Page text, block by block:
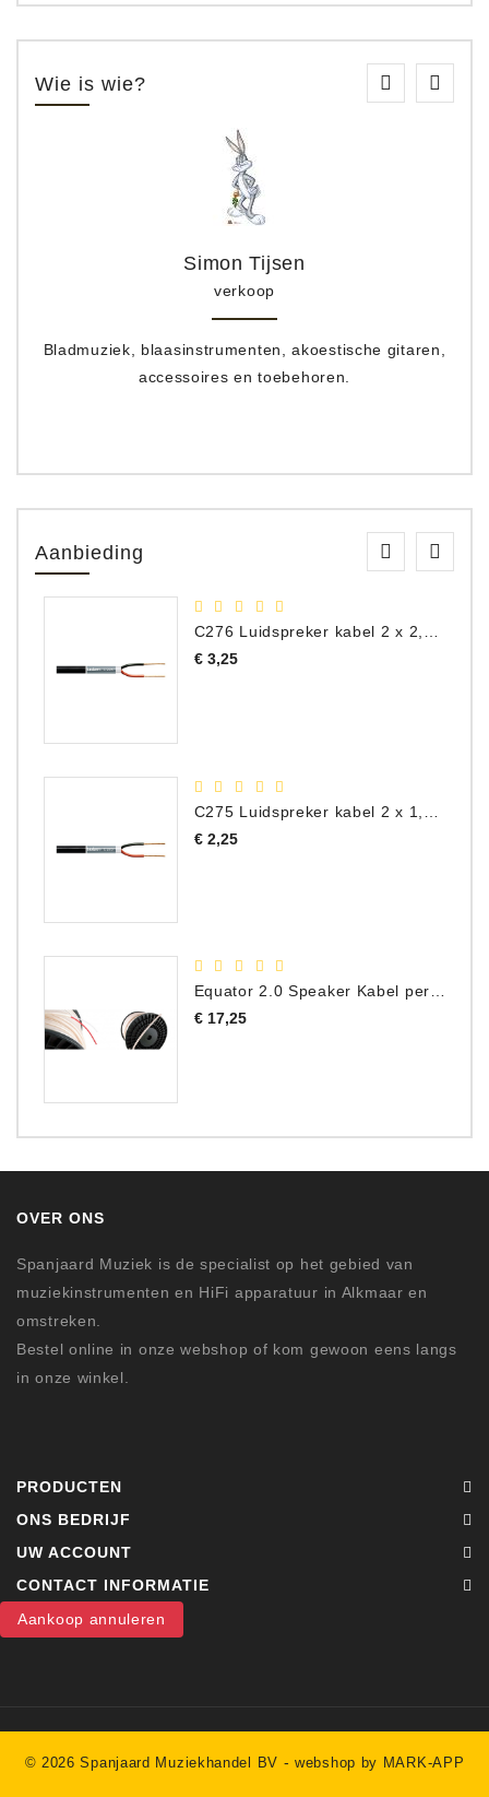
Wie is wie?
Simon Tijsen
verkoop
Bladmuziek, blaasinstrumenten, akoestische gitaren,
accessoires en toebehoren.
Aanbieding
C276 Luidspreker kabel 2 x 2,50 mm² (per meter)
€ 3,25Prijs
€ 2,25Prijs
Equator 2.0 Speaker Kabel per meter
€ 17,25Prijs
OVER ONS
Spanjaard Muziek is de specialist op het gebied van
muziekinstrumenten en HiFi apparatuur in Alkmaar en
omstreken.
Bestel online in onze webshop of kom gewoon eens langs
in onze winkel.
PRODUCTEN
ONS BEDRIJF
UW ACCOUNT
CONTACT INFORMATIE
Aankoop annuleren
© 2026 Spanjaard Muziekhandel BV -webshop by MARK-APP